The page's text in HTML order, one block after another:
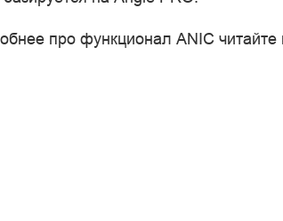
про функционал ANIC читайте